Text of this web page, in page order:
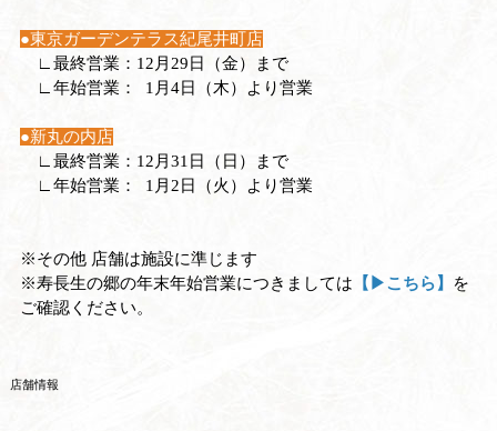
●東京ガーデンテラス紀尾井町店
∟最終営業：12月29日（金）まで
∟年始営業： 1月4日（木）より営業
●新丸の内店
∟最終営業：12月31日（日）まで
∟年始営業： 1月2日（火）より営業
※その他 店舗は施設に準じます
※寿長生の郷の年末年始営業につきましては 【▶こちら】 を
ご確認ください。
店舗情報